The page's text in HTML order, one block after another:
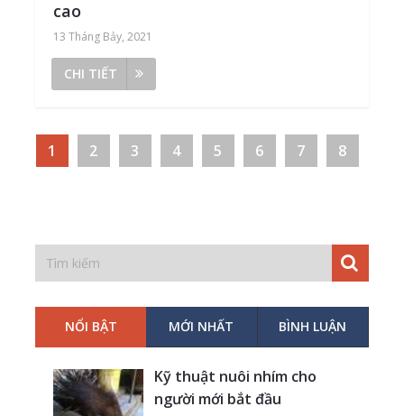
cao
13 Tháng Bảy, 2021
CHI TIẾT
1 2 3 4 5 6 7 8
NỔI BẬT MỚI NHẤT BÌNH LUẬN
Kỹ thuật nuôi nhím cho
người mới bắt đầu